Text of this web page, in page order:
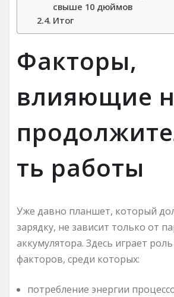
свыше 10 дюймов
Итог
Факторы,
влияющие
ть работы
Уже давно планшет, который
зарядку, не зависит только от
аккумулятора. Здесь играет
факторов, среди которых:
потребление энергии